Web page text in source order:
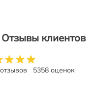
Отзывы клиентов
5358 оценок